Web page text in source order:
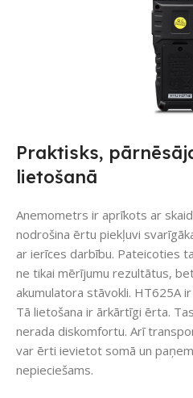
Praktisks,
lietošanā
Anemometrs ir aprīkots ar
nodrošina ērtu piekļuvi
ar ierīces darbību. Pateicoties
ne tikai mērījumu rezultātus,
akumulatora stāvokli. HT625A
Tā lietošana ir ārkārtīgi ērta.
nerada diskomfortu. Arī
var ērti ievietot somā un
nepieciešams.